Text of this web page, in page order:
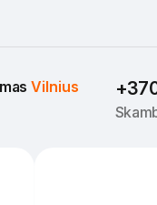
Vilnius